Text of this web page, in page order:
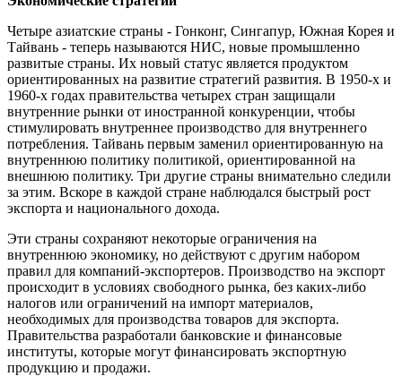
Четыре азиатские страны - Гонконг, Сингапур, Южная Корея и
Тайвань - теперь называются НИС, новые промышленно
развитые страны. Их новый статус является продуктом
ориентированных на развитие стратегий развития. В 1950-х и
1960-х годах правительства четырех стран защищали
внутренние рынки от иностранной конкуренции, чтобы
стимулировать внутреннее производство для внутреннего
потребления. Тайвань первым заменил ориентированную на
внутреннюю политику политикой, ориентированной на
внешнюю политику. Три другие страны внимательно следили
за этим. Вскоре в каждой стране наблюдался быстрый рост
экспорта и национального дохода.
Эти страны сохраняют некоторые ограничения на
внутреннюю экономику, но действуют с другим набором
правил для компаний-экспортеров. Производство на экспорт
происходит в условиях свободного рынка, без каких-либо
налогов или ограничений на импорт материалов,
необходимых для производства товаров для экспорта.
Правительства разработали банковские и финансовые
институты, которые могут финансировать экспортную
продукцию и продажи.